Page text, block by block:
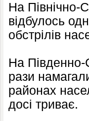
На Північно-
відбулось
обстрілів
На Південно-
рази
районах
досі триває.